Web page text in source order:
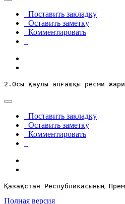
Поставить закладку
Оставить заметку
Комментировать
2.Осы қаулы алғашқы ресми
Поставить закладку
Оставить заметку
Комментировать
Қазақстан Республикасының
Полная версия